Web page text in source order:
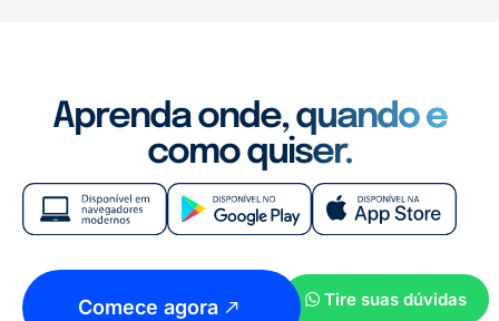
Aprenda onde, quando e
como quiser.
Comece agora Tire suas dúvidas